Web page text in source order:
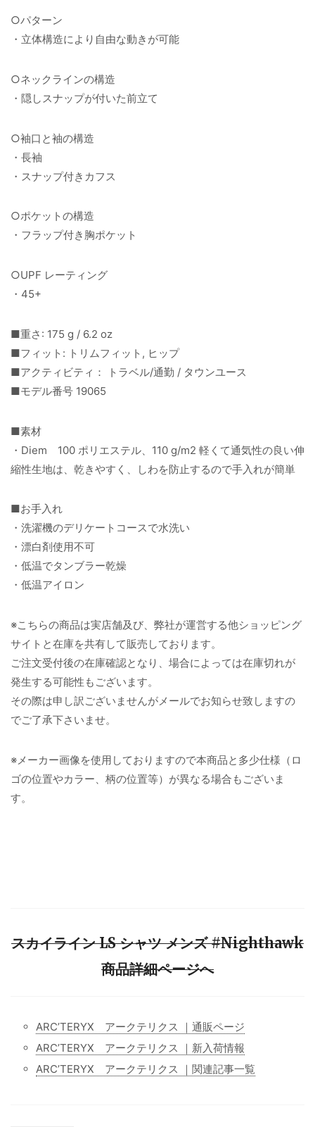
○パターン
・立体構造により自由な動きが可能
○ネックラインの構造
・隠しスナップが付いた前立て
○袖口と袖の構造
・長袖
・スナップ付きカフス
○ポケットの構造
・フラップ付き胸ポケット
○UPF レーティング
・45+
■重さ: 175 g / 6.2 oz
■フィット: トリムフィット, ヒップ
■アクティビティ： トラベル/通勤 / タウンユース
■モデル番号 19065
■素材
・Diem 100 ポリエステル、110 g/m2 軽くて通気性の良い伸
縮性生地は、乾きやすく、しわを防止するので手入れが簡単
■お手入れ
・洗濯機のデリケートコースで水洗い
・漂白剤使用不可
・低温でタンブラー乾燥
・低温アイロン
※こちらの商品は実店舗及び、弊社が運営する他ショッピング
サイトと在庫を共有して販売しております。
ご注文受付後の在庫確認となり、場合によっては在庫切れが
発生する可能性もございます。
その際は申し訳ございませんがメールでお知らせ致しますの
でご了承下さいませ。
※メーカー画像を使用しておりますので本商品と多少仕様（ロ
ゴの位置やカラー、柄の位置等）が異なる場合もございま
す。
スカイライン LS シャツ メンズ #Nighthawk
商品詳細ページへ
ARC’TERYX アークテリクス ｜通販ページ
ARC’TERYX アークテリクス ｜新入荷情報
ARC’TERYX アークテリクス ｜関連記事一覧